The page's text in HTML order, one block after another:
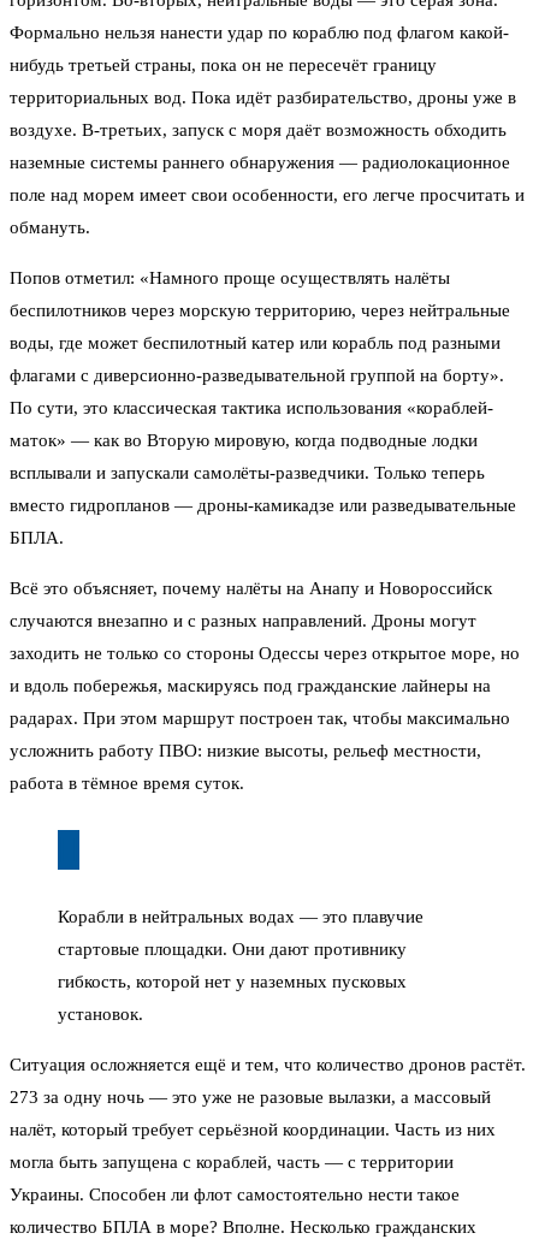
Формально нельзя нанести удар по кораблю под флагом какой-
нибудь третьей страны, пока он не пересечёт границу
территориальных вод. Пока идёт разбирательство, дроны уже в
воздухе. В-третьих, запуск с моря даёт возможность обходить
наземные системы раннего обнаружения — радиолокационное
поле над морем имеет свои особенности, его легче просчитать и
обмануть.
Попов отметил: «Намного проще осуществлять налёты
беспилотников через морскую территорию, через нейтральные
воды, где может беспилотный катер или корабль под разными
флагами с диверсионно-разведывательной группой на борту».
По сути, это классическая тактика использования «кораблей-
маток» — как во Вторую мировую, когда подводные лодки
всплывали и запускали самолёты-разведчики. Только теперь
вместо гидропланов — дроны-камикадзе или разведывательные
БПЛА.
Всё это объясняет, почему налёты на Анапу и Новороссийск
случаются внезапно и с разных направлений. Дроны могут
заходить не только со стороны Одессы через открытое море, но
и вдоль побережья, маскируясь под гражданские лайнеры на
радарах. При этом маршрут построен так, чтобы максимально
усложнить работу ПВО: низкие высоты, рельеф местности,
работа в тёмное время суток.
Корабли в нейтральных водах — это плавучие
стартовые площадки. Они дают противнику
гибкость, которой нет у наземных пусковых
установок.
Ситуация осложняется ещё и тем, что количество дронов растёт.
273 за одну ночь — это уже не разовые вылазки, а массовый
налёт, который требует серьёзной координации. Часть из них
могла быть запущена с кораблей, часть — с территории
Украины. Способен ли флот самостоятельно нести такое
количество БПЛА в море? Вполне. Несколько гражданских